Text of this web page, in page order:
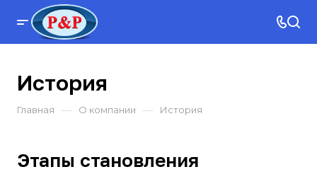
История
Главная — О компании — История
Этапы становления